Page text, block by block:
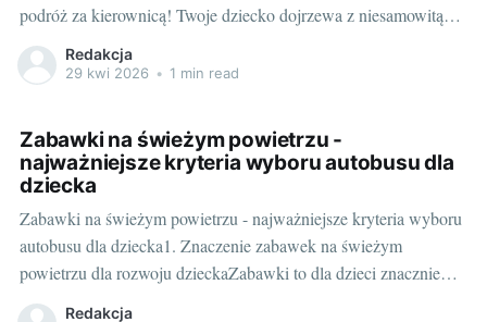
podróż za kierownicą! Twoje dziecko dojrzewa z niesamowitą
prędkością, a ty jako rodzic, z pewnością chcesz dostarczyć mu
jak najwięcej radości i przygód. W tym kontekście, autko na
Redakcja
29 kwi 2026 • 1 min read
Zabawki na świeżym powietrzu -
najważniejsze kryteria wyboru autobusu dla
dziecka
Zabawki na świeżym powietrzu - najważniejsze kryteria wyboru
autobusu dla dziecka1. Znaczenie zabawek na świeżym
powietrzu dla rozwoju dzieckaZabawki to dla dzieci znacznie
więcej niż tylko przedmioty do zabawy. Ta rodzaj aktywności to
Redakcja